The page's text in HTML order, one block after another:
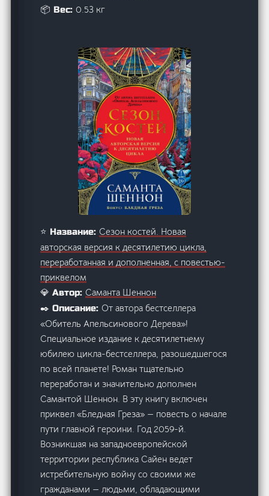
📦 Вес:0.53 кг
⭐ Название:Сезон костей. Новая
авторская версия к десятилетию цикла,
переработанная и дополненная, с повестью-
приквелом
💎 Автор:Саманта Шеннон
✒️ Описание:От автора бестселлера
«Обитель Апельсинового Дерева»!
Специальное издание к десятилетнему
юбилею цикла-бестселлера, разошедшегося
по всей планете! Роман тщательно
переработан и значительно дополнен
Самантой Шеннон. В эту книгу включен
приквел «Бледная Греза» — повесть о начале
пути главной героини. Год 2059-й.
Возникшая на западноевропейской
территории республика Сайен ведет
истребительную войну со своими же
гражданами — людьми, обладающими